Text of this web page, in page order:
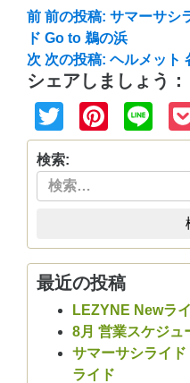
前 前の投稿: サマーサシ
ド Go to 鵜の浜
次 次の投稿: ヘルメット
シェアしましょう：
Twitter
検索:
最近の投稿
LEZYNE Newラ
8月 営業スケジュ
サマーサシライ
ライド